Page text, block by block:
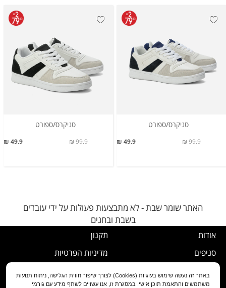
סניקרס/ספורט
49.9 ₪ 99.9 ₪
סניקרס/ספורט
49.9 ₪ 99.9 ₪
האתר שומר שבת - לא מתבצעות פעולות על ידי עובדים
בשבת ובחגים
אודות
סניפים
תקנון
מדיניות הפרטיות
נוהל ביטול עסקה
באתר זה נעשה שימוש בעוגיות (Cookies) לצורך שיפור חווית הגלישה, ניתוח תנועות
משתמשים והתאמת תוכן אישי. במסגרת זו, אנו עשויים לשתף מידע עם גורמי